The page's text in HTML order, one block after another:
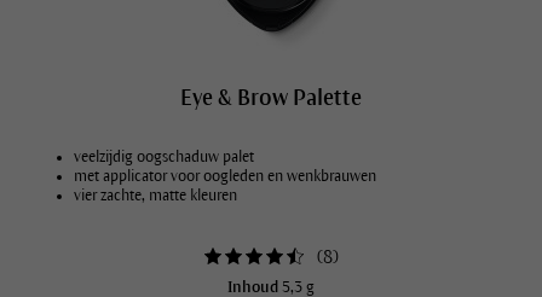
Eye & Brow Palette
veelzijdig oogschaduw palet
met applicator voor oogleden en wenkbrauwen
vier zachte, matte kleuren
(8)
Inhoud 5,3 g